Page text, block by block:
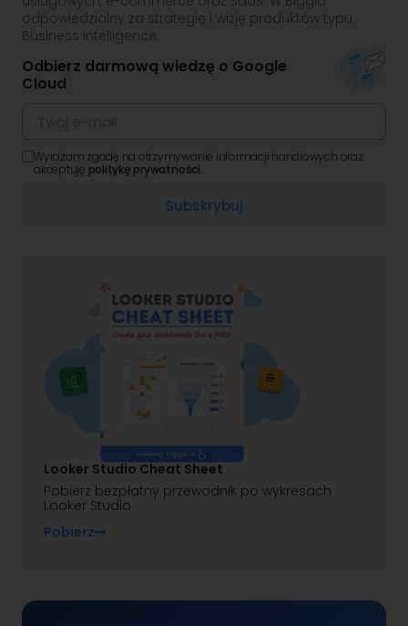
odpowiedzialny za strategię i wizję produktów typu
Business Intelligence.
Odbierz darmową wiedzę o Google
Cloud
Wyrażam zgodę na otrzymywanie informacji handlowych oraz
akceptuję politykę prywatności.
Subskrybuj
Looker Studio Cheat Sheet
Pobierz bezpłatny przewodnik po wykresach
Looker Studio
Pobierz